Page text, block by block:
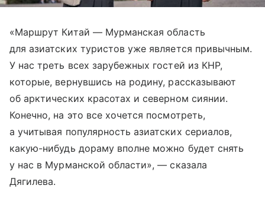
«Маршрут Китай — Мурманская область
для азиатских туристов уже является привычным.
У нас треть всех зарубежных гостей из КНР,
которые, вернувшись на родину, рассказывают
об арктических красотах и северном сиянии.
Конечно, на это все хочется посмотреть,
а учитывая популярность азиатских сериалов,
какую-нибудь дораму вполне можно будет снять
у нас в Мурманской области», — сказала
Дягилева.